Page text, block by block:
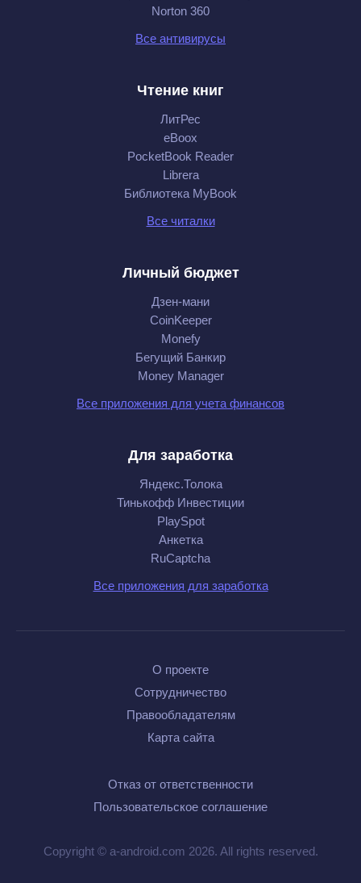
Norton 360
Все антивирусы
Чтение книг
ЛитРес
eBoox
PocketBook Reader
Librera
Библиотека MyBook
Все читалки
Личный бюджет
Дзен-мани
CoinKeeper
Monefy
Бегущий Банкир
Money Manager
Все приложения для учета финансов
Для заработка
Яндекс.Толока
Тинькофф Инвестиции
PlaySpot
Анкетка
RuCaptcha
Все приложения для заработка
О проекте
Сотрудничество
Правообладателям
Карта сайта
Отказ от ответственности
Пользовательское соглашение
Copyright © a-android.com 2026. All rights reserved.